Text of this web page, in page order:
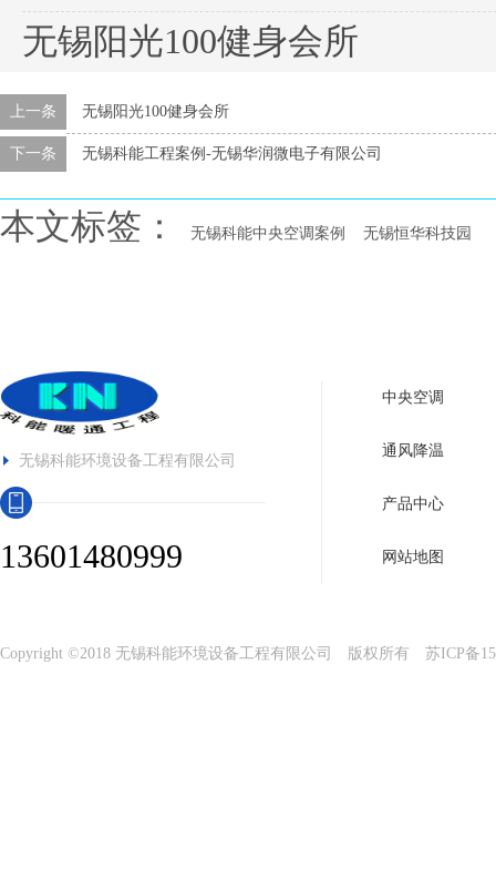
无锡阳光100健身会所
上一条 无锡阳光100健身会所
下一条 无锡科能工程案例-无锡华润微电子有限公司
本文标签： 无锡科能中央空调案例 无锡恒华科技园
无锡科能环境设备工程有限公司
13601480999
中央空调
通风降温
产品中心
网站地图
Copyright ©2018 无锡科能环境设备工程有限公司 版权所有 苏ICP备